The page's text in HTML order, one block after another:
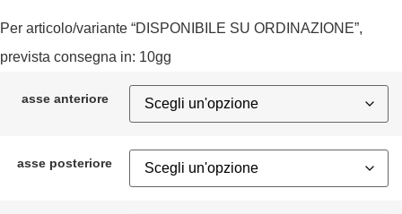
Per articolo/variante “DISPONIBILE SU ORDINAZIONE”,
prevista consegna in: 10gg
asse anteriore
asse posteriore